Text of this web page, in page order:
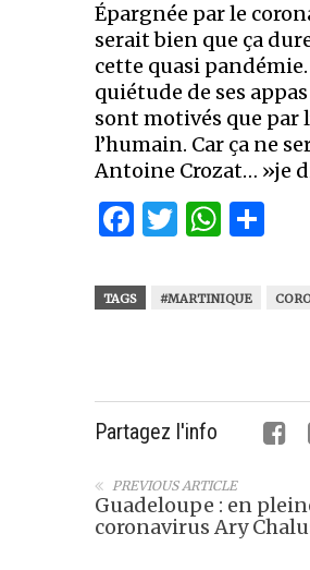
Épargnée par le
serait bien que ça
cette quasi
quiétude de ses
sont motivés que par
l’humain. Car ça ne
Antoine Crozat… »je
Facebook
Twitter
TAGS #MARTINIQUE
Partagez l'info
PREVIOUS ARTICLE
Guadeloupe : en
coronavirus Ary